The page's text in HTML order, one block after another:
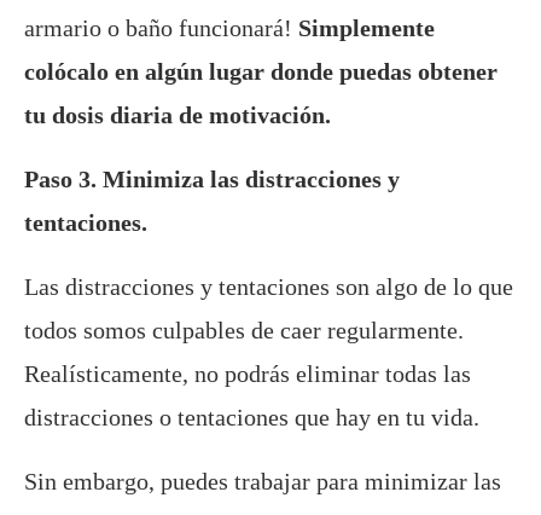
armario o baño funcionará! Simplemente
colócalo en algún lugar donde puedas obtener
tu dosis diaria de motivación.
Paso 3. Minimiza las distracciones y
tentaciones.
Las distracciones y tentaciones son algo de lo que
todos somos culpables de caer regularmente.
Realísticamente, no podrás eliminar todas las
distracciones o tentaciones que hay en tu vida.
Sin embargo, puedes trabajar para minimizar las